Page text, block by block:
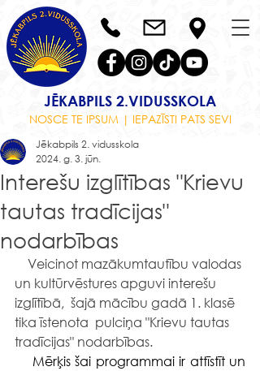
JĒKABPILS 2.VIDUSSKOLA
NOSCE TE IPSUM | IEPAZĪSTI PATS SEVI
Interešu izglītības "Krievu
tautas tradīcijas"
nodarbības
Jēkabpils 2. vidusskola
2024. g. 3. jūn.
Veicinot mazākumtautību valodas
un kultūrvēstures apguvi interešu
izglītībā,  šajā mācību gadā 1. klasē
tika īstenota  pulciņa "Krievu tautas
tradīcijas" nodarbības.
Mērķis šai programmai ir attīstīt un